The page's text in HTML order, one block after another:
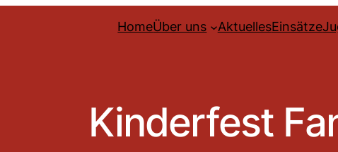
HomeÜber uns AktuellesEinsätze
Kinderfest